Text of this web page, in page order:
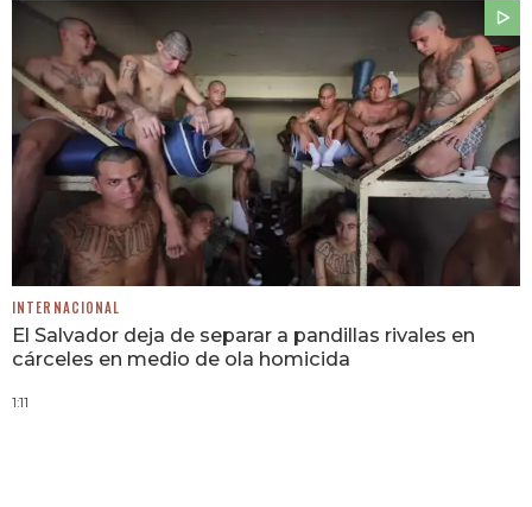
INTERNACIONAL
El Salvador deja de separar a pandillas rivales en
cárceles en medio de ola homicida
1:11